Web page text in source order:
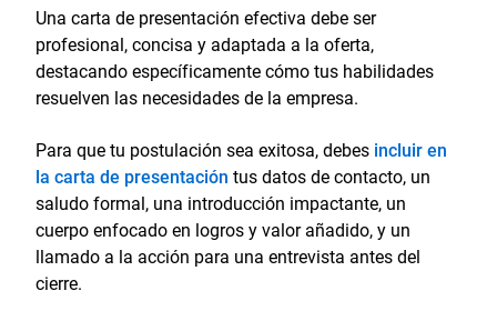
Una carta de presentación efectiva debe ser
profesional, concisa y adaptada a la oferta,
destacando específicamente cómo tus habilidades
resuelven las necesidades de la empresa.
Para que tu postulación sea exitosa, debes incluir en
la carta de presentación tus datos de contacto, un
saludo formal, una introducción impactante, un
cuerpo enfocado en logros y valor añadido, y un
llamado a la acción para una entrevista antes del
cierre.